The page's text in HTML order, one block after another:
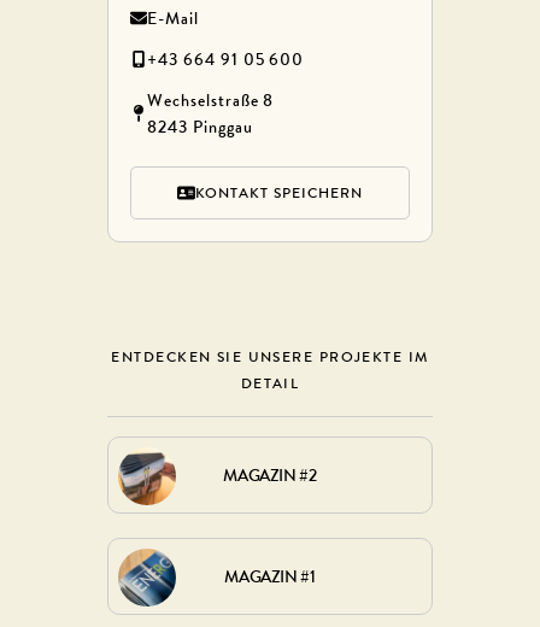
E-Mail
+43 664 91 05 600
Wechselstraße 8
8243 Pinggau
KONTAKT SPEICHERN
ENTDECKEN SIE UNSERE PROJEKTE IM
DETAIL
MAGAZIN #2
MAGAZIN #1